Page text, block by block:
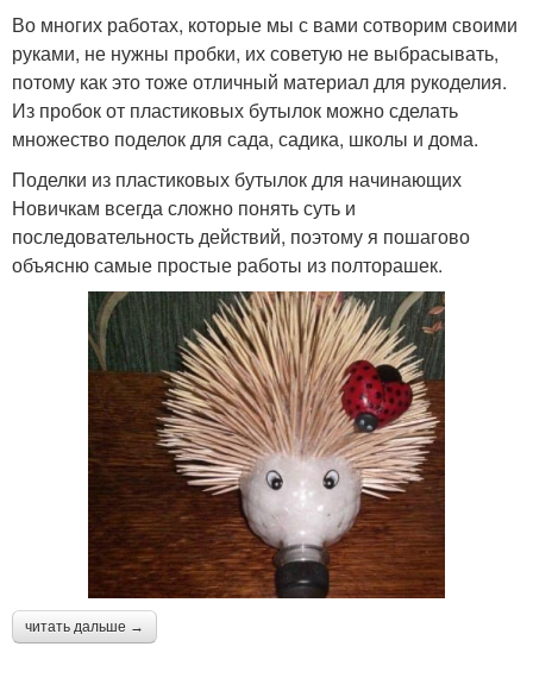
Во многих работах, которые мы с вами сотворим своими
руками, не нужны пробки, их советую не выбрасывать,
потому как это тоже отличный материал для рукоделия.
Из пробок от пластиковых бутылок можно сделать
множество поделок для сада, садика, школы и дома.
Поделки из пластиковых бутылок для начинающих
Новичкам всегда сложно понять суть и
последовательность действий, поэтому я пошагово
объясню самые простые работы из полторашек.
читать дальше →